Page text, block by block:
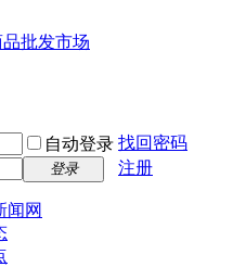
批发市场
自动登录 找回密码
登录 注册
闻网